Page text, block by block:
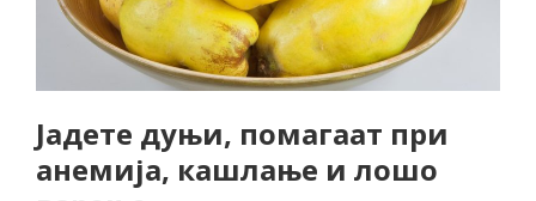
Јадете дуњи, помагаат при
анемија, кашлање и лошо